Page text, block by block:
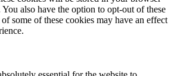
also have the option to opt-out of these
some of these cookies may have an effect